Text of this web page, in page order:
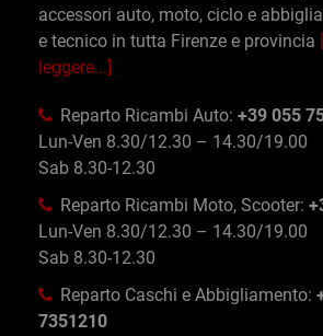
accessori auto, moto, ciclo e
e tecnico in tutta Firenze e provincia
leggere...]
Reparto Ricambi Auto: +39 055
Lun-Ven 8.30/12.30 – 14.30/19.00
Sab 8.30-12.30
Reparto Ricambi Moto, Scooter:
Lun-Ven 8.30/12.30 – 14.30/19.00
Sab 8.30-12.30
Reparto Caschi e Abbigliamento:
7351210